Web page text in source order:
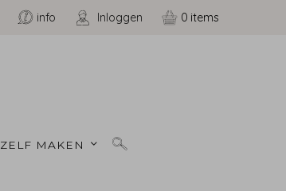
info Inloggen 0
ZELF MAKEN